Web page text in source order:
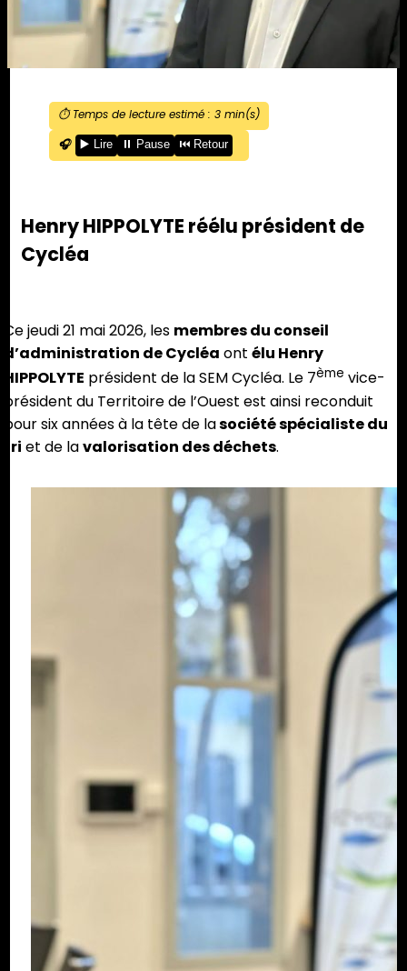
⏱️ Temps de lecture estimé : 3min(s)
🎧
▶️ Lire ⏸️ Pause ⏮️ Retour
Henry HIPPOLYTE réélu président de
Cycléa
Ce jeudi 21 mai 2026, les membres du conseil
d’administration de Cycléa ont élu Henry
HIPPOLYTE président de la SEM Cycléa. Le 7ème vice-
président du Territoire de l’Ouest est ainsi reconduit
pour six années à la tête de lasociété spécialiste du
tri et de lavalorisation des déchets.